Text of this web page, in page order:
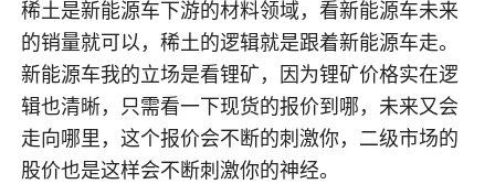
稀土是新能源车下游的材料领域，看新能源车未来
的销量就可以，稀土的逻辑就是跟着新能源车走。
新能源车我的立场是看锂矿，因为锂矿价格实在逻
辑也清晰，只需看一下现货的报价到哪，未来又会
走向哪里，这个报价会不断的刺激你，二级市场的
股价也是这样会不断刺激你的神经。